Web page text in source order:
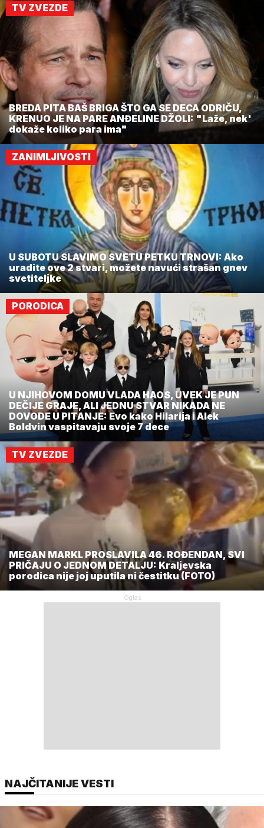
TV ZVEZDE
BREDA PITA BAŠ BRIGA ŠTO GA SE DECA ODRIČU,
KRENUO JE NA PARE ANĐELINE DŽOLI: "Laže, nek'
dokaže koliko para ima"
ZANIMLJIVOSTI
U SUBOTU SLAVIMO SVETU PETKU TRNOVI: Ako
uradite ove 2 stvari, možete navući strašan gnev
svetiteljke
PORODICA
U NJIHOVOM DOMU VLADA HAOS, UVEK JE PUN
DEČIJE GRAJE, ALI JEDNU STVAR NIKADA NE
DOVODE U PITANJE: Evo kako Hilarija i Alek
Boldvin vaspitavaju svoje 7 dece
TV ZVEZDE
MEGAN MARKL PROSLAVILA 46. ROĐENDAN, SVI
PRIČAJU O JEDNOM DETALJU: Kraljevska
porodica nije joj uputila ni čestitku (FOTO)
NAJČITANIJE VESTI